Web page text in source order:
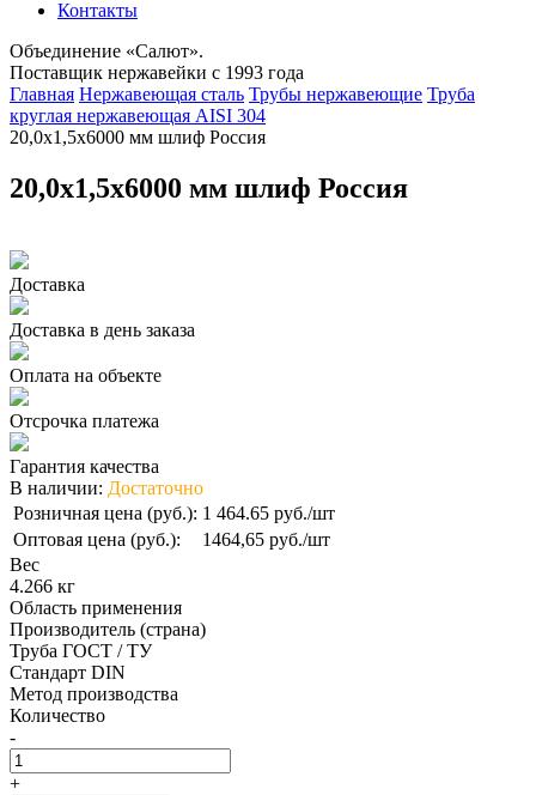
Контакты
Объединение «Салют».
Поставщик нержавейки с 1993 года
Главная Нержавеющая сталь Трубы нержавеющие Труба
круглая нержавеющая AISI 304
20,0х1,5х6000 мм шлиф Россия
20,0х1,5х6000 мм шлиф Россия
Доставка
Доставка в день заказа
Оплата на объекте
Отсрочка платежа
Гарантия качества
В наличии: Достаточно
Розничная цена (руб.): 1 464.65 руб./шт
Оптовая цена (руб.):
1464,65 руб./шт
Вес
4.266 кг
Область применения
Производитель (страна)
Труба ГОСТ / ТУ
Стандарт DIN
Метод производства
Количество
-
+